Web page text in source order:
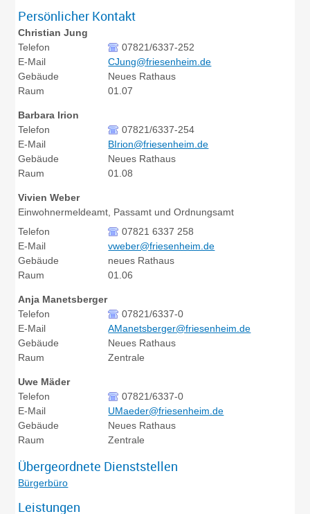
Persönlicher Kontakt
Christian Jung
Telefon
07821/6337-252
E-Mail
CJung@friesenheim.de
Gebäude
Neues Rathaus
Raum
01.07
Barbara Irion
Telefon
07821/6337-254
E-Mail
BIrion@friesenheim.de
Gebäude
Neues Rathaus
Raum
01.08
Vivien Weber
Einwohnermeldeamt, Passamt und Ordnungsamt
Telefon
07821 6337 258
E-Mail
vweber@friesenheim.de
Gebäude
neues Rathaus
Raum
01.06
Anja Manetsberger
Telefon
07821/6337-0
E-Mail
AManetsberger@friesenheim.de
Gebäude
Neues Rathaus
Raum
Zentrale
Uwe Mäder
Telefon
07821/6337-0
E-Mail
UMaeder@friesenheim.de
Gebäude
Neues Rathaus
Raum
Zentrale
Übergeordnete Dienststellen
Bürgerbüro
Leistungen